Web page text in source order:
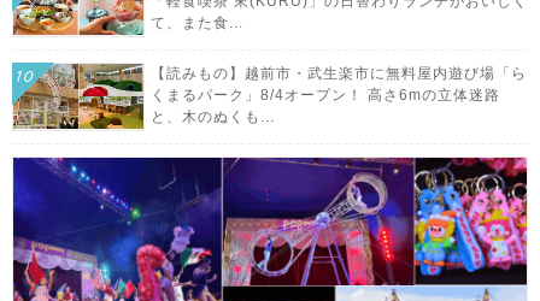
て、また食...
【読みもの】越前市・武生楽市に無料屋内遊び場「ら
くまるパーク」8/4オープン！ 高さ6mの立体迷路
と、木のぬくも...